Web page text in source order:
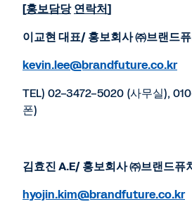
[홍보담당 연락처]
이교현 대표/홍보회사 ㈜브랜드
kevin.lee@brandfuture.co.kr
TEL) 02-3472-5020 (사무실),
폰)
김효진A.E/홍보회사 ㈜브랜드퓨
hyojin.kim@brandfuture.co.kr